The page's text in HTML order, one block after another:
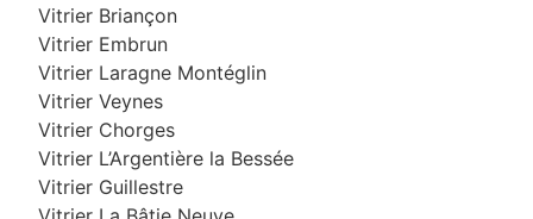
Vitrier Briançon
Vitrier Embrun
Vitrier Laragne Montéglin
Vitrier Veynes
Vitrier Chorges
Vitrier L’Argentière la Bessée
Vitrier Guillestre